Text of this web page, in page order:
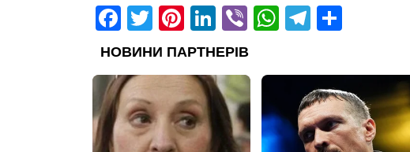
Facebook
Twitter
Pinterest
LinkedIn
ViberWhatsApp
Telegram